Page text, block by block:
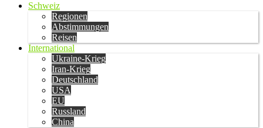
Schweiz
Regionen
Abstimmungen
Reisen
International
Ukraine-Krieg
Iran-Krieg
Deutschland
USA
EU
Russland
China